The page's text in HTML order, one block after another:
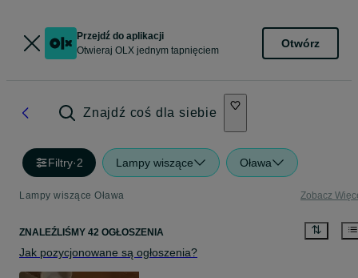
Przejdź do aplikacji
Otwieraj OLX jednym tapnięciem
Otwórz
Znajdź coś dla siebie
Filtry·2 Lampy wiszące Oława
Lampy wiszące Oława Zobacz
ZNALEŹLIŚMY 42 OGŁOSZENIA
Jak pozycjonowane są ogłoszenia?